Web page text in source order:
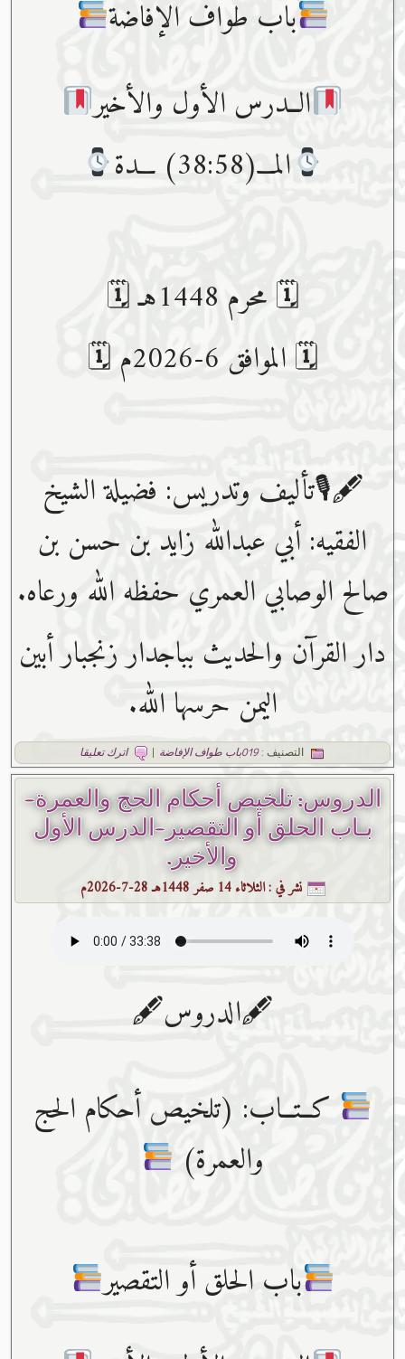
باب طواف الإفاضة
الــدرس الأول والأخير
المـــ(38:58) ـــدة
🗓 محرم 1448هـ 🗓
🗓 الموافق 6-2026م 🗓
🖋🎙تأليف وتدريس: فضيلة الشيخ
الفقيه: أبي عبدﷲ زايد بن حسن بن
صالح الوصابي العمري حفظه ﷲ ورعاه.
دار القرآن والحديث بباجدار زنجبار أبين
اليمن حرسها الله.
التصنيف :019باب طواف الإفاضة | اترك تعليقا
الدروس: تلخيص أحكام الحج والعمرة-
بـاب الحلق أو التقصير-الدرس الأول
والأخير.
نشر في :الثلاثاء 14 صفر 1448هـ 28-7-2026م
🖋الدروس🖋
كــتــاب: (تلخيص أحكام الحج
والعمرة)
باب الحلق أو التقصير